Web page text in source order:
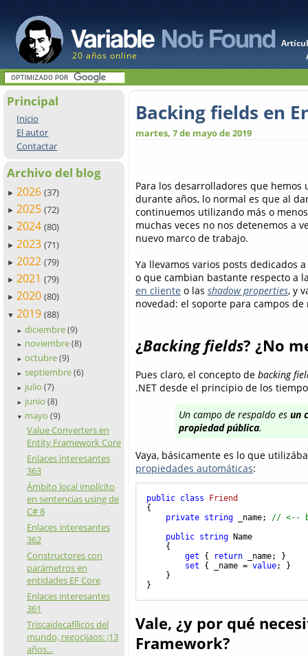
20 años online
Principal
Inicio
El autor
Contactar
Archivo del blog
► 2026 (37)
► 2025 (72)
► 2024 (80)
► 2023 (71)
► 2022 (79)
► 2021 (79)
► 2020 (80)
▼ 2019 (88)
► diciembre (9)
► noviembre (8)
► octubre (9)
► septiembre (6)
► julio (7)
► junio (8)
▼ mayo (9)
Value Converters en
Entity Framework Core
Enlaces interesantes
363
Ámbito local implícito
en sentencias using de
C# 8
Enlaces interesantes
362
Constructores con
parámetros en
entidades EF Core
Enlaces interesantes
361
Triscaidecafílicos del
mundo, regocijaos: ¡13
años...
Backing fields en
martes, 7 de mayo de 2019
Para los desarrolladores que
durante años, lo normal es que al
continuemos utilizando más o
muchas veces no nos detenemos a
nuevo marco de trabajo.
Ya llevamos varios posts dedicados
o que cambian bastante respecto a
en cliente o las shadow properties, y
novedad: el soporte para campos
¿Backing fields? ¿No
Pues claro, el concepto de backing
.NET desde el principio de los
Un campo de respaldo es un
propiedad pública.
Vaya, básicamente es lo que
propiedades automáticas:
public class
Friend
{
private string _name; // <--
public string Name
    {
get { return _name; }
set { _name = value; }
    }
Vale, ¿y por qué
Framework?